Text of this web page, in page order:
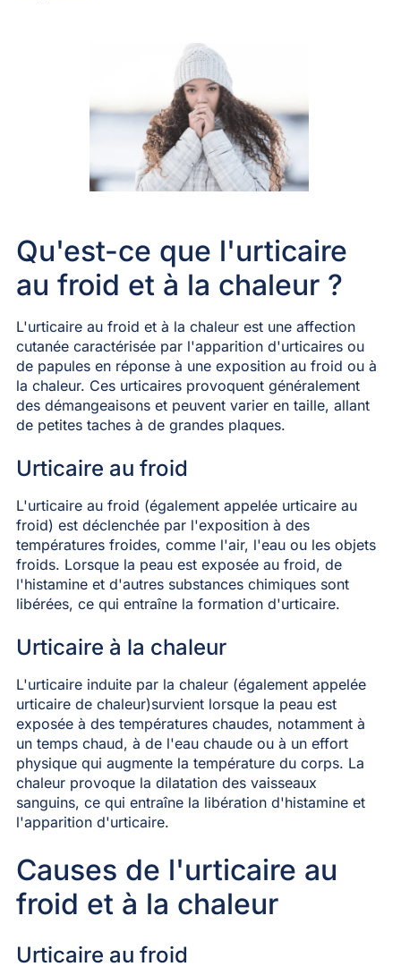
Qu'est-ce que l'urticaire
au froid et à la chaleur ?
L'urticaire au froid et à la chaleur est une affection
cutanée caractérisée par l'apparition d'urticaires ou
de papules en réponse à une exposition au froid ou à
la chaleur. Ces urticaires provoquent généralement
des démangeaisons et peuvent varier en taille, allant
de petites taches à de grandes plaques.
Urticaire au froid
L'urticaire au froid (également appelée urticaire au
froid) est déclenchée par l'exposition à des
températures froides, comme l'air, l'eau ou les objets
froids. Lorsque la peau est exposée au froid, de
l'histamine et d'autres substances chimiques sont
libérées, ce qui entraîne la formation d'urticaire.
Urticaire à la chaleur
L'urticaire induite par la chaleur (également appelée
urticaire de chaleur)survient lorsque la peau est
exposée à des températures chaudes, notamment à
un temps chaud, à de l'eau chaude ou à un effort
physique qui augmente la température du corps. La
chaleur provoque la dilatation des vaisseaux
sanguins, ce qui entraîne la libération d'histamine et
l'apparition d'urticaire.
Causes de l'urticaire au
froid et à la chaleur
Urticaire au froid